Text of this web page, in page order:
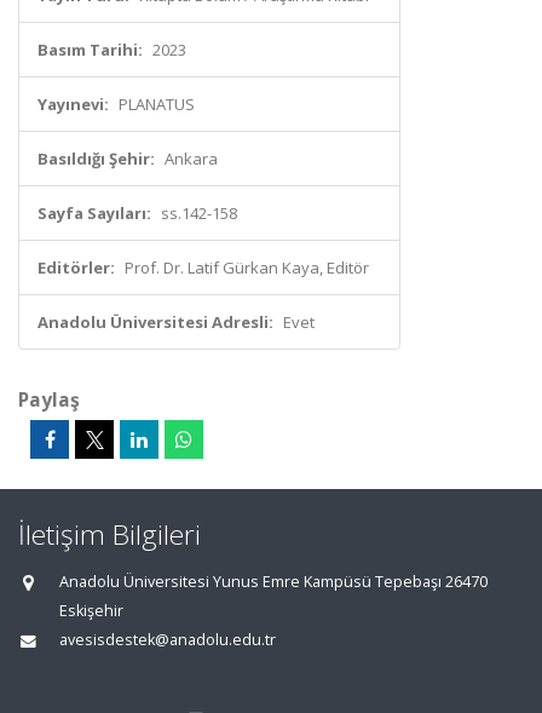
Basım Tarihi: 2023
Yayınevi: PLANATUS
Basıldığı Şehir: Ankara
Sayfa Sayıları: ss.142-158
Editörler: Prof. Dr. Latif Gürkan Kaya, Editör
Anadolu Üniversitesi Adresli: Evet
Paylaş
İletişim Bilgileri
Anadolu Üniversitesi Yunus Emre Kampüsü Tepebaşı 26470
Eskişehir
avesisdestek@anadolu.edu.tr